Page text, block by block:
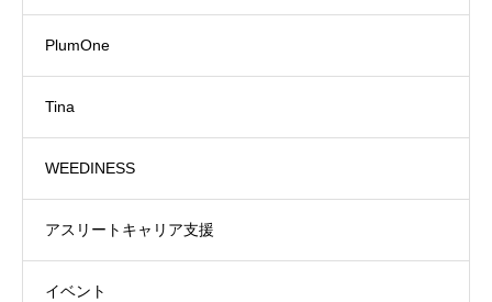
PlumOne
Tina
WEEDINESS
アスリートキャリア支援
イベント